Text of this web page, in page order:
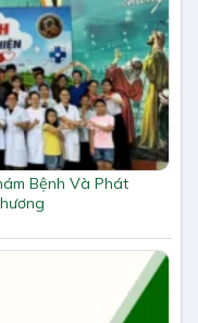
Bệnh Và Phát